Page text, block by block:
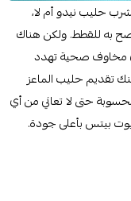
حليب نيدو أم لا،
به للقطط. ولكن هناك
مخاوف صحية تهدد
تقديم حليب الماعز
حتى لا تعاني من أي
بيتس بأعلى جودة.